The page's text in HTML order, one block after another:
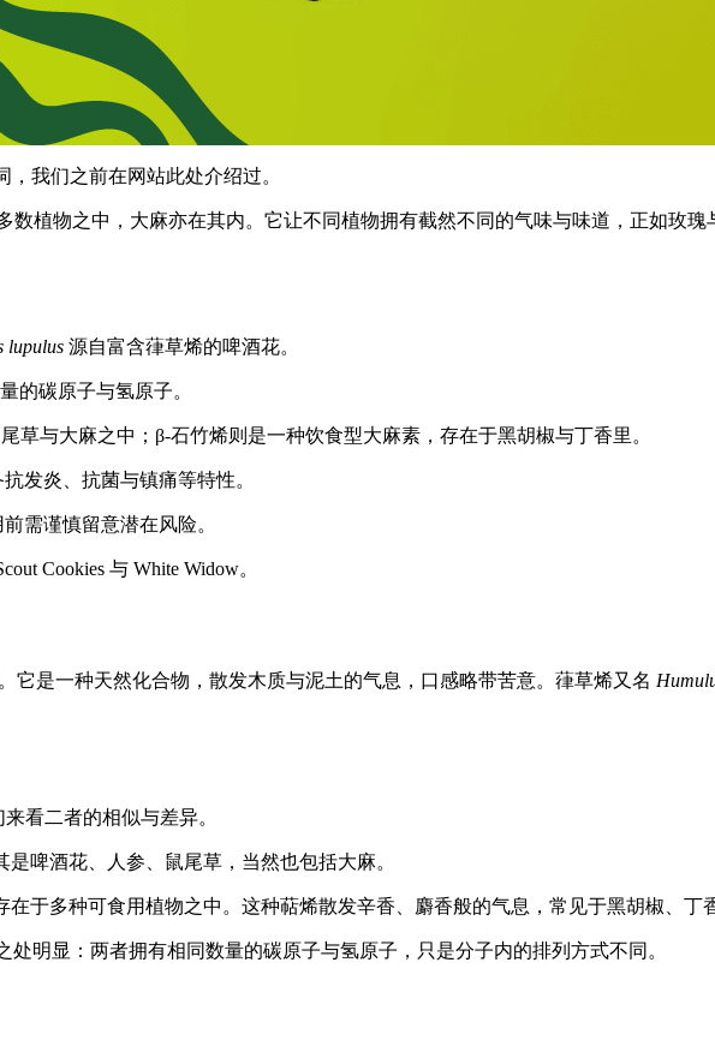
，我们之前在网站此处介绍过。
植物之中，大麻亦在其内。它让不同植物拥有截然不同的气味与味道，正如玫
lupulus 源自富含葎草烯的啤酒花。
的碳原子与氢原子。
草与大麻之中；β-石竹烯则是一种饮食型大麻素，存在于黑胡椒与丁香里。
发炎、抗菌与镇痛等特性。
需谨慎留意潜在风险。
Cookies 与 White Widow。
它是一种天然化合物，散发木质与泥土的气息，口感略带苦意。葎草烯又名
看二者的相似与差异。
啤酒花、人参、鼠尾草，当然也包括大麻。
在于多种可食用植物之中。这种萜烯散发辛香、麝香般的气息，常见于黑胡椒、丁
明显：两者拥有相同数量的碳原子与氢原子，只是分子内的排列方式不同。